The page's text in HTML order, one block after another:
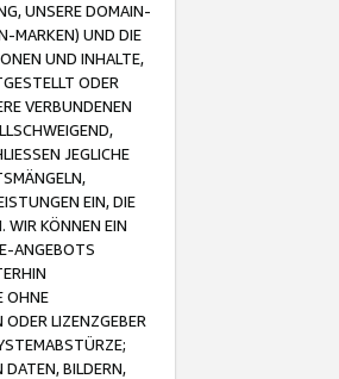
UNSERE DOMAIN-
MARKEN) UND DIE
UND INHALTE,
ODER
VERBUNDENEN
JEGLICHE
EIN, DIE
WIR KÖNNEN EIN
ANGEBOTS
OHNE
LIZENZGEBER
DATEN, BILDERN,